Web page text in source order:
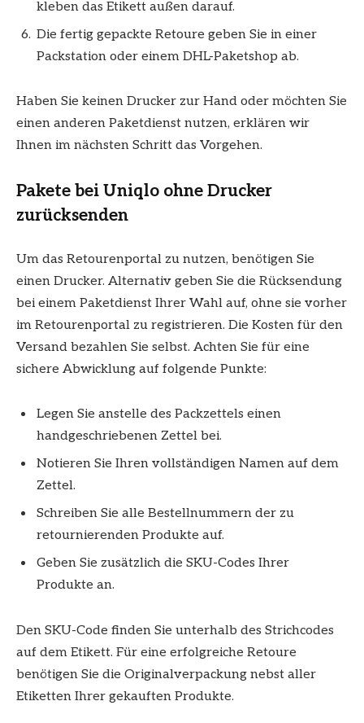
kleben das Etikett außen darauf.
Die fertig gepackte Retoure geben Sie in einer
Packstation oder einem DHL-Paketshop ab.
Haben Sie keinen Drucker zur Hand oder möchten Sie
einen anderen Paketdienst nutzen, erklären wir
Ihnen im nächsten Schritt das Vorgehen.
Pakete bei Uniqlo ohne Drucker
zurücksenden
Um das Retourenportal zu nutzen, benötigen Sie
einen Drucker. Alternativ geben Sie die Rücksendung
bei einem Paketdienst Ihrer Wahl auf, ohne sie vorher
im Retourenportal zu registrieren. Die Kosten für den
Versand bezahlen Sie selbst. Achten Sie für eine
sichere Abwicklung auf folgende Punkte:
Legen Sie anstelle des Packzettels einen
handgeschriebenen Zettel bei.
Notieren Sie Ihren vollständigen Namen auf dem
Zettel.
Schreiben Sie alle Bestellnummern der zu
retournierenden Produkte auf.
Geben Sie zusätzlich die SKU-Codes Ihrer
Produkte an.
Den SKU-Code finden Sie unterhalb des Strichcodes
auf dem Etikett. Für eine erfolgreiche Retoure
benötigen Sie die Originalverpackung nebst aller
Etiketten Ihrer gekauften Produkte.